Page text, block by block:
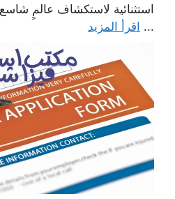
استثنائية لاستكشاف عالمٍ
... اقرأ المزيد